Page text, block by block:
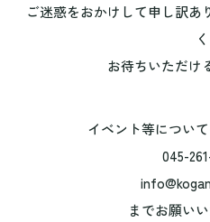
ご迷惑をおかけして申し訳
く
お待ちいただけ
イベント等につい
045-
までお願いい